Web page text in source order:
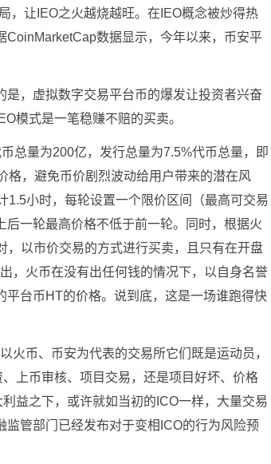
，让IEO之火越烧越旺。在IEO概念被炒得热
数据显示，今年以来，币安平
，虚拟数字交易平台币的爆发让投资者兴奋
模式是一笔稳赚不赔的买卖。
总量为200亿，发行总量为7.5%代币总量，即
格，避免币价剧烈波动给用户带来的潜在风
1.5小时，每轮设置一个限价区间（最高可交易
一轮最高价格不低于前一轮。同时，根据火
以市价交易的方式进行买卖，且只有在开盘
，火币在没有出任何钱的情况下，以自身名誉
台币HT的价格。说到底，这是一场谁跑得快
火币、币安为代表的交易所它们既是运动员，
上币审核、项目交易，还是项目好坏、价格
益之下，或许就如当初的ICO一样，大量交易
管部门已经发布对于变相ICO的行为风险预